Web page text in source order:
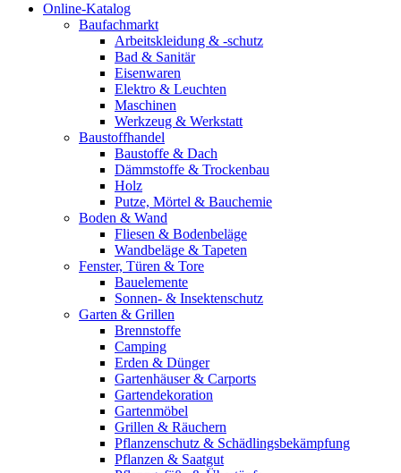
Online-Katalog
Baufachmarkt
Arbeitskleidung & -schutz
Bad & Sanitär
Eisenwaren
Elektro & Leuchten
Maschinen
Werkzeug & Werkstatt
Baustoffhandel
Baustoffe & Dach
Dämmstoffe & Trockenbau
Holz
Putze, Mörtel & Bauchemie
Boden & Wand
Fliesen & Bodenbeläge
Wandbeläge & Tapeten
Fenster, Türen & Tore
Bauelemente
Sonnen- & Insektenschutz
Garten & Grillen
Brennstoffe
Camping
Erden & Dünger
Gartenhäuser & Carports
Gartendekoration
Gartenmöbel
Grillen & Räuchern
Pflanzenschutz & Schädlingsbekämpfung
Pflanzen & Saatgut